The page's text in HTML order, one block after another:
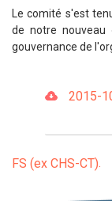
Le comité s'est
de notre nouveau
gouvernance de
2015-
FS (ex CHS-CT)